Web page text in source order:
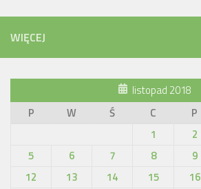
WIĘCEJ
listopad 2018
P
W Ś C P
1
2
5
6 7 8 9
12
13 14 15 16